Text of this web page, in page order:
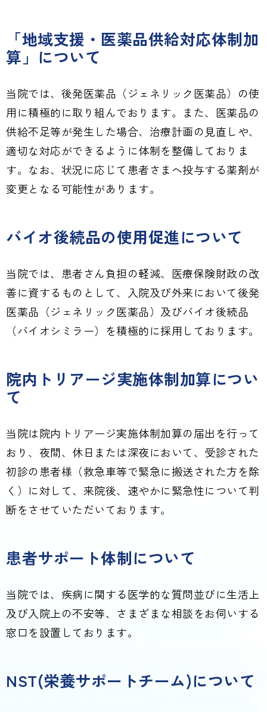
「地域支援・医薬品供給対応体制加
算」について
当院では、後発医薬品（ジェネリック医薬品）の使
用に積極的に取り組んでおります。また、医薬品の
供給不足等が発生した場合、治療計画の見直しや、
適切な対応ができるように体制を整備しておりま
す。なお、状況に応じて患者さまへ投与する薬剤が
変更となる可能性があります。
バイオ後続品の使用促進について
当院では、患者さん負担の軽減、医療保険財政の改
善に資するものとして、入院及び外来において後発
医薬品（ジェネリック医薬品）及びバイオ後続品
（バイオシミラー）を積極的に採用しております。
院内トリアージ実施体制加算につい
て
当院は院内トリアージ実施体制加算の届出を行って
おり、夜間、休日または深夜において、受診された
初診の患者様（救急車等で緊急に搬送された方を除
く）に対して、来院後、速やかに緊急性について判
断をさせていただいております。
患者サポート体制について
当院では、疾病に関する医学的な質問並びに生活上
及び入院上の不安等、さまざまな相談をお伺いする
窓口を設置しております。
NST(栄養サポートチーム)について